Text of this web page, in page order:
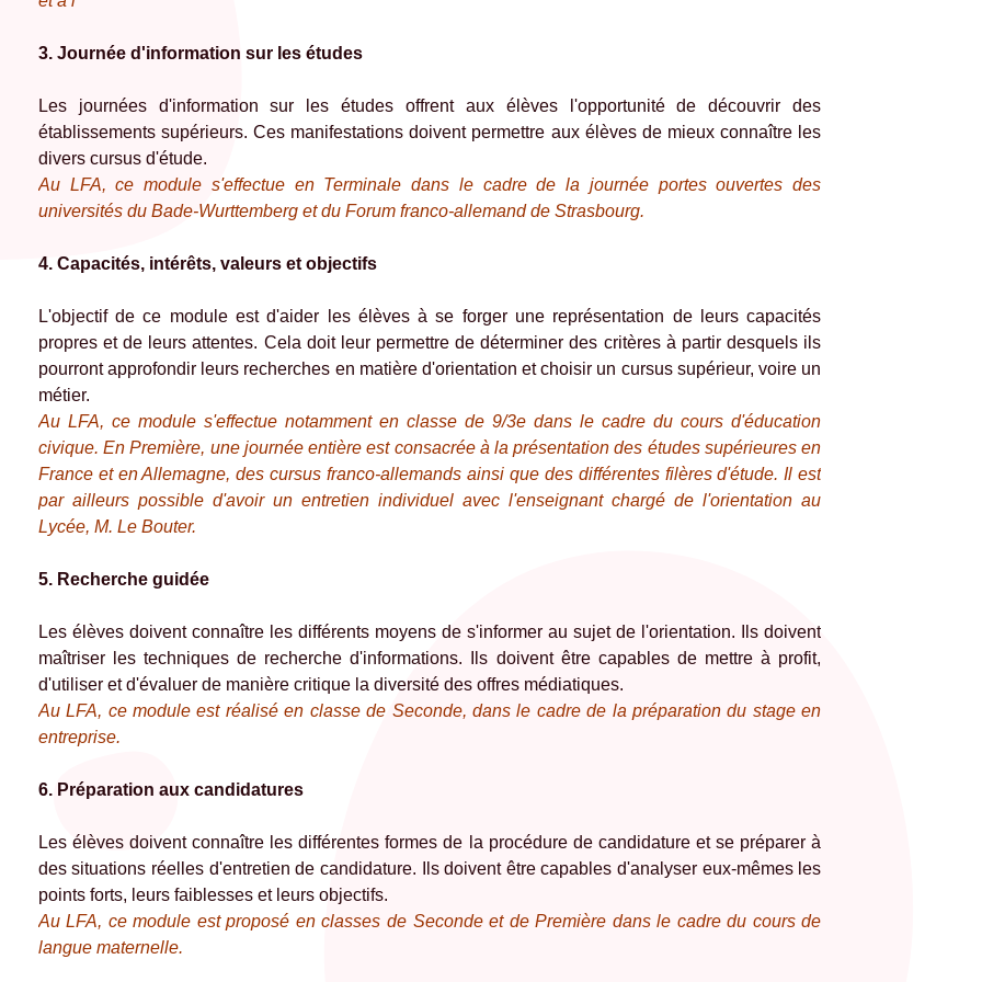
3. Journée d'information sur les études
Les journées d'information sur les études offrent aux élèves l'opportunité de découvrir des
établissements supérieurs. Ces manifestations doivent permettre aux élèves de mieux connaître les
divers cursus d'étude.
Au LFA, ce module s'effectue en Terminale dans le cadre de la journée portes ouvertes des
universités du Bade-Wurttemberg et du Forum franco-allemand de Strasbourg.
4. Capacités, intérêts, valeurs et objectifs
L'objectif de ce module est d'aider les élèves à se forger une représentation de leurs capacités
propres et de leurs attentes. Cela doit leur permettre de déterminer des critères à partir desquels ils
pourront approfondir leurs recherches en matière d'orientation et choisir un cursus supérieur, voire un
métier.
Au LFA, ce module s'effectue notamment en classe de 9/3e dans le cadre du cours d'éducation
civique. En Première, une journée entière est consacrée à la présentation des études supérieures en
France et en Allemagne, des cursus franco-allemands ainsi que des différentes filères d'étude. Il est
par ailleurs possible d'avoir un entretien individuel avec l'enseignant chargé de l'orientation au
Lycée, M. Le Bouter.
5. Recherche guidée
Les élèves doivent connaître les différents moyens de s'informer au sujet de l'orientation. Ils doivent
maîtriser les techniques de recherche d'informations. Ils doivent être capables de mettre à profit,
d'utiliser et d'évaluer de manière critique la diversité des offres médiatiques.
Au LFA, ce module est réalisé en classe de Seconde, dans le cadre de la préparation du stage en
entreprise.
6. Préparation aux candidatures
Les élèves doivent connaître les différentes formes de la procédure de candidature et se préparer à
des situations réelles d'entretien de candidature. Ils doivent être capables d'analyser eux-mêmes les
points forts, leurs faiblesses et leurs objectifs.
Au LFA, ce module est proposé en classes de Seconde et de Première dans le cadre du cours de
langue maternelle.